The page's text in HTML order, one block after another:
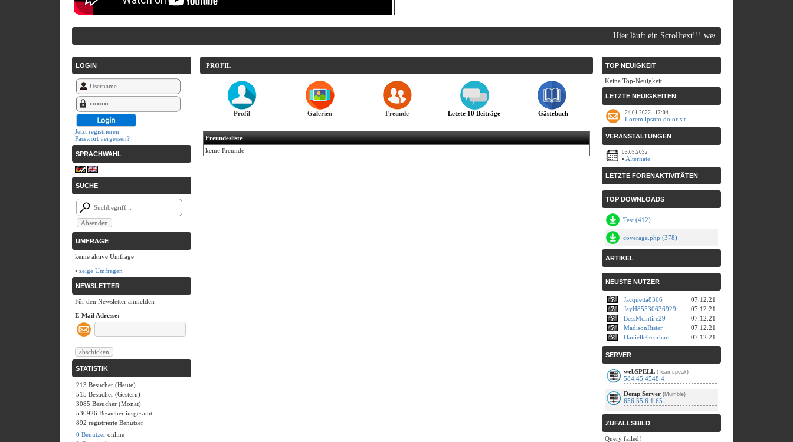
Hier läuft ein Scrolltext!!! wesbpell-orange.de | Free
LOGIN
Jetzt registrieren
Passwort vergessen?
SPRACHWAHL
SUCHE
UMFRAGE
keine aktive Umfrage
• zeige Umfragen
NEWSLETTER
Für den Newsletter anmelden
E-Mail Adresse:
STATISTIK
213 Besucher (Heute)
515 Besucher (Gestern)
3085 Besucher (Monat)
530926 Besucher insgesamt
892 registrierte Benutzer
0 Benutzer online
PROFIL
Profil Galerien Freunde Letzte 10 Beiträge Gästebuch
Freundesliste
keine Freunde
TOP NEUIGKEIT
Keine Top-Neuigkeit
LETZTE NEUIGKEITEN
24.01.2022 - 17:04
Lorem ipsum dolor sit ...
VERANSTALTUNGEN
03.05.2032
• Alternate
LETZTE FORENAKTIVITÄTEN
TOP DOWNLOADS
Test (412)
coverage.php (378)
ARTIKEL
NEUSTE NUTZER
Jacquetta8366
07.12.21
JayH85530636929
07.12.21
BessMcintire29
07.12.21
MadisonRister
07.12.21
DanielleGearhart
07.12.21
SERVER
webSPELL (Teamspeak)
584.45.4548.4
Demp Server (Mumble)
656.55.6.1.65.
ZUFALLSBILD
Query failed!